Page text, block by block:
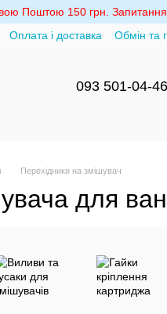
Поштою 150 грн. Запитання
Оплата і доставка Обмін та
093 501-04-46
Перехідники на змішувач
для